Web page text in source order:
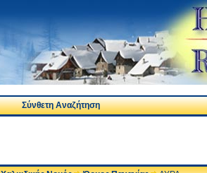
Σύνθετη Αναζήτηση